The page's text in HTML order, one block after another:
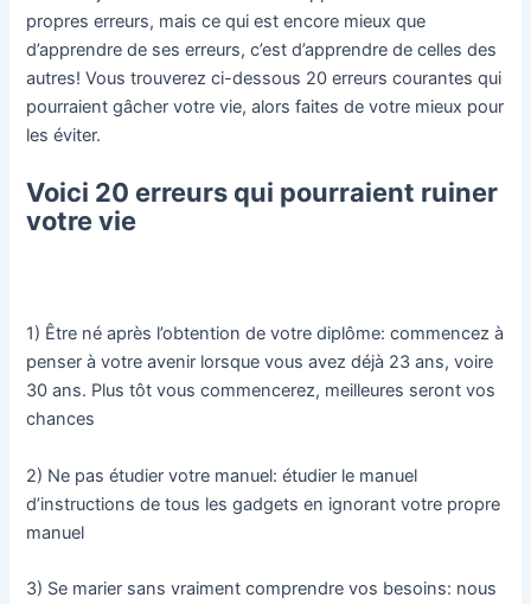
propres erreurs, mais ce qui est encore mieux que
d’apprendre de ses erreurs, c’est d’apprendre de celles des
autres! Vous trouverez ci-dessous 20 erreurs courantes qui
pourraient gâcher votre vie, alors faites de votre mieux pour
les éviter.
Voici 20 erreurs qui pourraient ruiner
votre vie
1) Être né après l’obtention de votre diplôme: commencez à
penser à votre avenir lorsque vous avez déjà 23 ans, voire
30 ans. Plus tôt vous commencerez, meilleures seront vos
chances
2) Ne pas étudier votre manuel: étudier le manuel
d’instructions de tous les gadgets en ignorant votre propre
manuel
3) Se marier sans vraiment comprendre vos besoins: nous